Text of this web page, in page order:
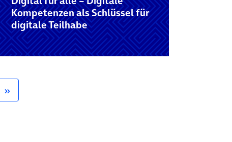
Kompetenzen als Schlüssel für
digitale Teilhabe
»